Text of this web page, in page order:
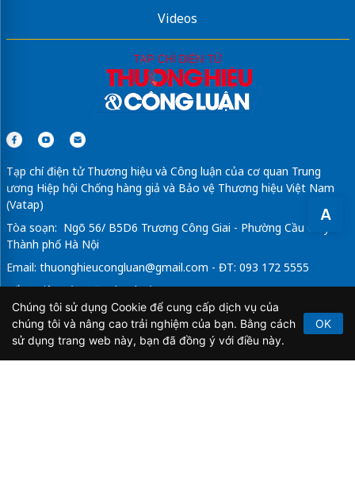
A
Videos
Tạp chí điện tử Thương hiệu và Công luận của cơ quan Trung
ương Hiệp hội Chống hàng giả và Bảo vệ Thương hiệu Việt Nam
(Vatap)
Tòa soạn: Ngõ 56/ B5D6 Trương Công Giai - Phường Cầu Giấy -
Thành phố Hà Nội
Email: thuonghieucongluan@gmail.com - ĐT: 093 172 5555
Tổng Biên Tập: Vũ Đức Thuận
Giấy phép hoạt động báo chí điện tử số 64/GP-BTTTT do Bộ
Thông tin và Truyền thông cấp ngày 21/2/2020.
Chúng tôi sử dụng Cookie để cung cấp dịch vụ của
chúng tôi và nâng cao trải nghiệm của bạn. Bằng cách
sử dụng trang web này, bạn đã đồng ý với điều này.
OK